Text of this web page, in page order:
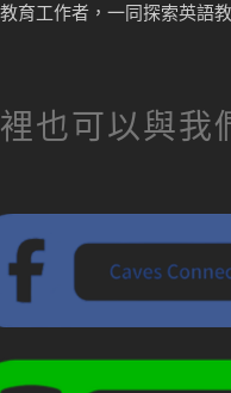
育工作者，一同探索英語
也可以與我